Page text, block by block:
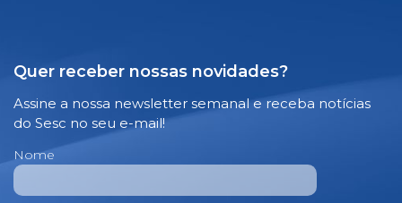
Quer receber nossas novidades?
Assine a nossa newsletter semanal e receba notícias
do Sesc no seu e-mail!
Nome